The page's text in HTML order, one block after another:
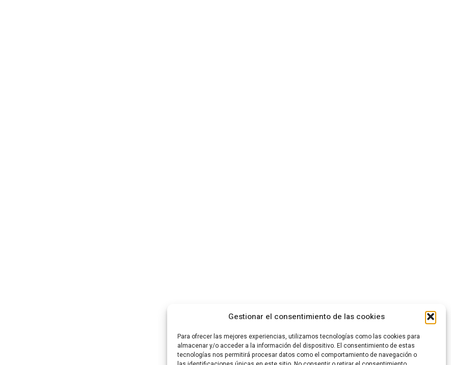
Gestionar el consentimiento de las cookies
Para ofrecer las mejores experiencias, utilizamos tecnologías como las cookies para
almacenar y/o acceder a la información del dispositivo. El consentimiento de estas
tecnologías nos permitirá procesar datos como el comportamiento de navegación o